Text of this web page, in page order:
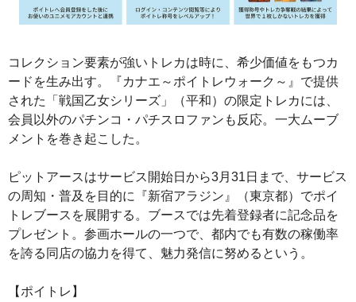
コレクション要素が強いトレカは時に、希少価値をもつカ
ードを生み出す。『カナエ～ポイトレウォーク～』で提供
された「戦国乙女シリーズ」（平和）の限定トレカには、
会員以外のパチンコ・パチスロファンも反応。一大ムーブ
メントを巻き起こした。
ピットアースはサービス開始日から3月31日まで、サービス
の周知・普及を目的に『新宿アラジン』（東京都）でポイ
トレブースを展開する。ブースでは先着登録者に記念品を
プレゼント。参画ホールの一つで、都内でも有数の稼働率
を誇る同店の協力を得て、魅力発信に努めるという。
【ポイトレ】